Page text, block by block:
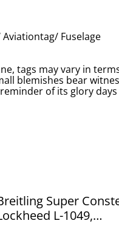
Aviationtag/ Fuselage
tags may vary in
blemishes bear
of its glory
Super
L-1049,